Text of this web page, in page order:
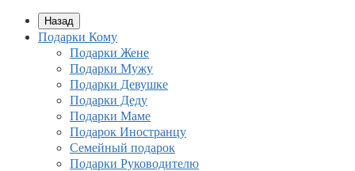
Назад
Подарки Кому
Подарки Жене
Подарки Мужу
Подарки Девушке
Подарки Деду
Подарки Маме
Подарок Иностранцу
Семейный подарок
Подарки Руководителю